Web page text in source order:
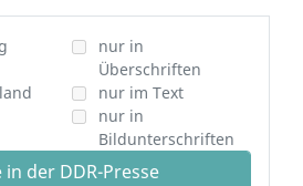
nur in
Überschriften
nur im Text
nur in
Bildunterschriften
in der DDR-Presse